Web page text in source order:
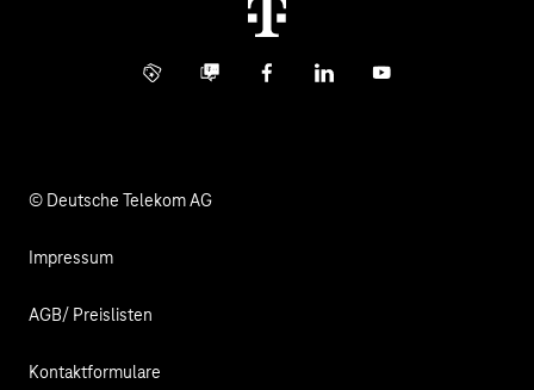
Info ServiceBusiness Community
FacebookLinkedInYouTube
© Deutsche Telekom AG
Impressum
AGB/ Preislisten
Kontaktformulare